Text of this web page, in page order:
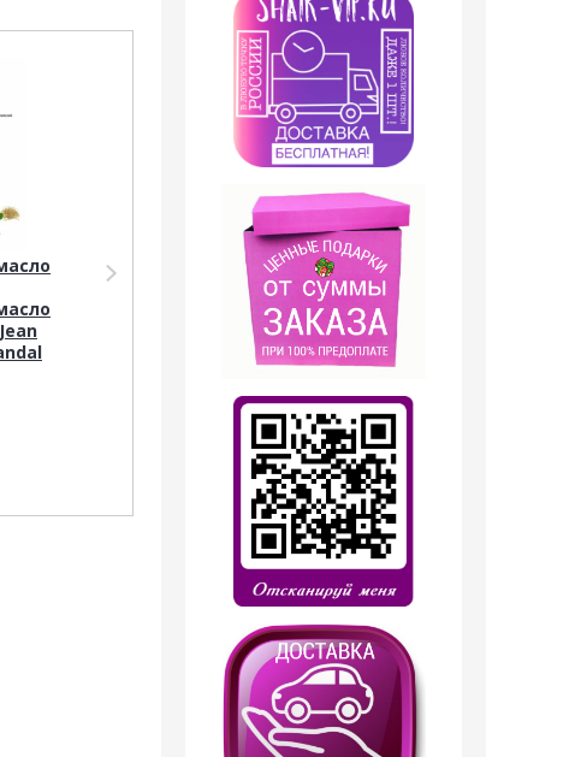
Парфюмерия Shaik
Тестер Shaik W250
Jean Paul Gaultier
Акция
Парфюмерия Shaik
SHAIK /
Парфюмерная вода
№250 Jean Paul
Gaultier Scandal 10 ml
399руб.